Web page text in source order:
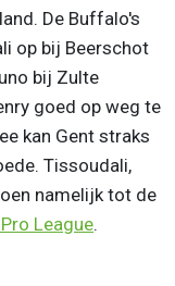
De Buffalo's
op bij Beerschot
bij Zulte
goed op weg te
kan Gent straks
Tissoudali,
namelijk tot de
League.